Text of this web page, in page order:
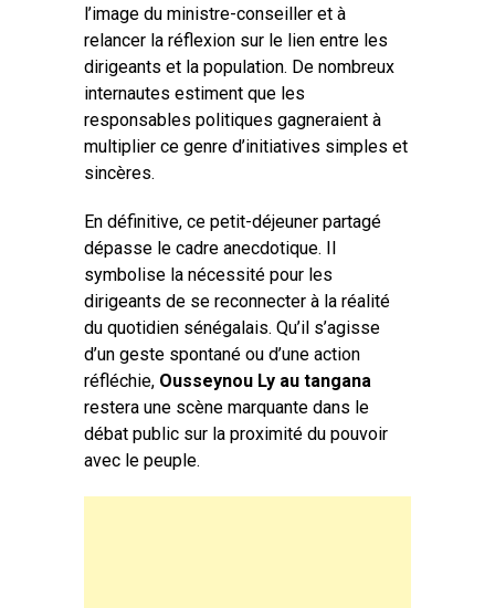
l’image du ministre-conseiller et à
relancer la réflexion sur le lien entre les
dirigeants et la population. De nombreux
internautes estiment que les
responsables politiques gagneraient à
multiplier ce genre d’initiatives simples et
sincères.
En définitive, ce petit-déjeuner partagé
dépasse le cadre anecdotique. Il
symbolise la nécessité pour les
dirigeants de se reconnecter à la réalité
du quotidien sénégalais. Qu’il s’agisse
d’un geste spontané ou d’une action
réfléchie, Ousseynou Ly au tangana
restera une scène marquante dans le
débat public sur la proximité du pouvoir
avec le peuple.